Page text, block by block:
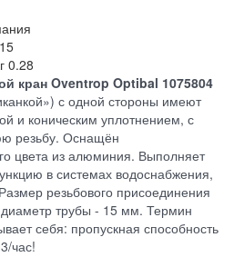
0.28
кран Oventrop Optibal 1075804
с одной стороны имеют
и коническим уплотнением, с
резьбу. Оснащён
цвета из алюминия. Выполняет
в системах водоснабжения,
резьбового присоединения
трубы - 15 мм. Термин
себя: пропускная способность
час!